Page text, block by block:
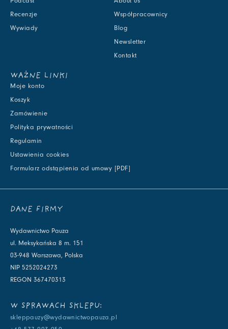
Recenzje
Wywiady
Współpracownicy
Blog
Newsletter
Kontakt
WAŻNE LINKI
Moje konto
Koszyk
Zamówienie
Polityka prywatności
Regulamin
Ustawienia cookies
Formularz odstąpienia od umowy [PDF]
DANE FIRMY
Wydawnictwo Pauza
ul. Meksykańska 8 m. 151
03-948 Warszawa, Polska
NIP 5252024273
REGON 367470313
W SPRAWACH SKLEPU:
skleppauzy@wydawnictwopauza.pl